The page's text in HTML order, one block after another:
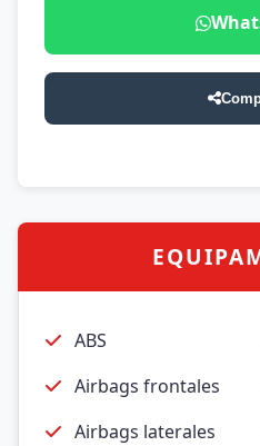
ABS
Airbags frontales
Airbags laterales